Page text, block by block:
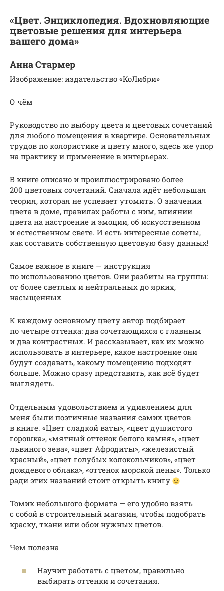
«Цвет. Энциклопедия. Вдохновляющие
цветовые решения для интерьера
вашего дома»
Анна Стармер
Изображение: издательство «КоЛибри»
О чём
Руководство по выбору цвета и цветовых сочетаний
для любого помещения в квартире. Основательных
трудов по колористике и цвету много, здесь же упор
на практику и применение в интерьерах.
В книге описано и проиллюстрировано более
200 цветовых сочетаний. Сначала идёт небольшая
теория, которая не успевает утомить. О значении
цвета в доме, правилах работы с ним, влиянии
цвета на настроение и эмоции, об искусственном
и естественном свете. И есть интересные советы,
как составить собственную цветовую базу данных!
Самое важное в книге — инструкция
по использованию цветов. Они разбиты на группы:
от более светлых и нейтральных до ярких,
насыщенных
К каждому основному цвету автор подбирает
по четыре оттенка: два сочетающихся с главным
и два контрастных. И рассказывает, как их можно
использовать в интерьере, какое настроение они
будут создавать, какому помещению подходят
больше. Можно сразу представить, как всё будет
выглядеть.
Отдельным удовольствием и удивлением для
меня были поэтичные названия самих цветов
в книге. «Цвет сладкой ваты», «цвет душистого
горошка», «мятный оттенок белого камня», «цвет
львиного зева», «цвет Афродиты», «железистый
красный», «цвет голубых колокольчиков», «цвет
дождевого облака», «оттенок морской пены». Только
ради этих названий стоит открыть книгу
Томик небольшого формата — его удобно взять
с собой в строительный магазин, чтобы подобрать
краску, ткани или обои нужных цветов.
Чем полезна
Научит работать с цветом, правильно
выбирать оттенки и сочетания.